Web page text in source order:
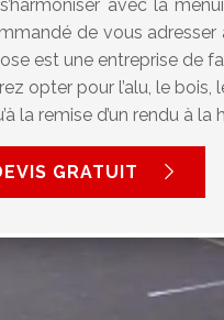
avec la
de vous
est une entreprise de
opter pour l’alu, le
la remise d’un rendu à
GRATUIT